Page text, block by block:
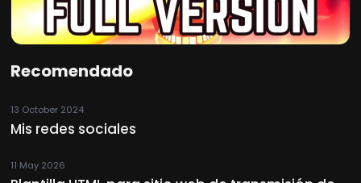
Recomendado
13 October 2024
Mis redes sociales
11 May 2026